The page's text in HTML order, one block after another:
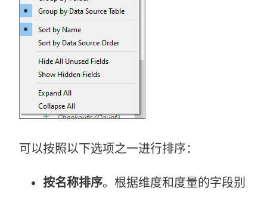
可以按照以下选项之一进行排序：
按名称排序。根据维度和度量的字段别